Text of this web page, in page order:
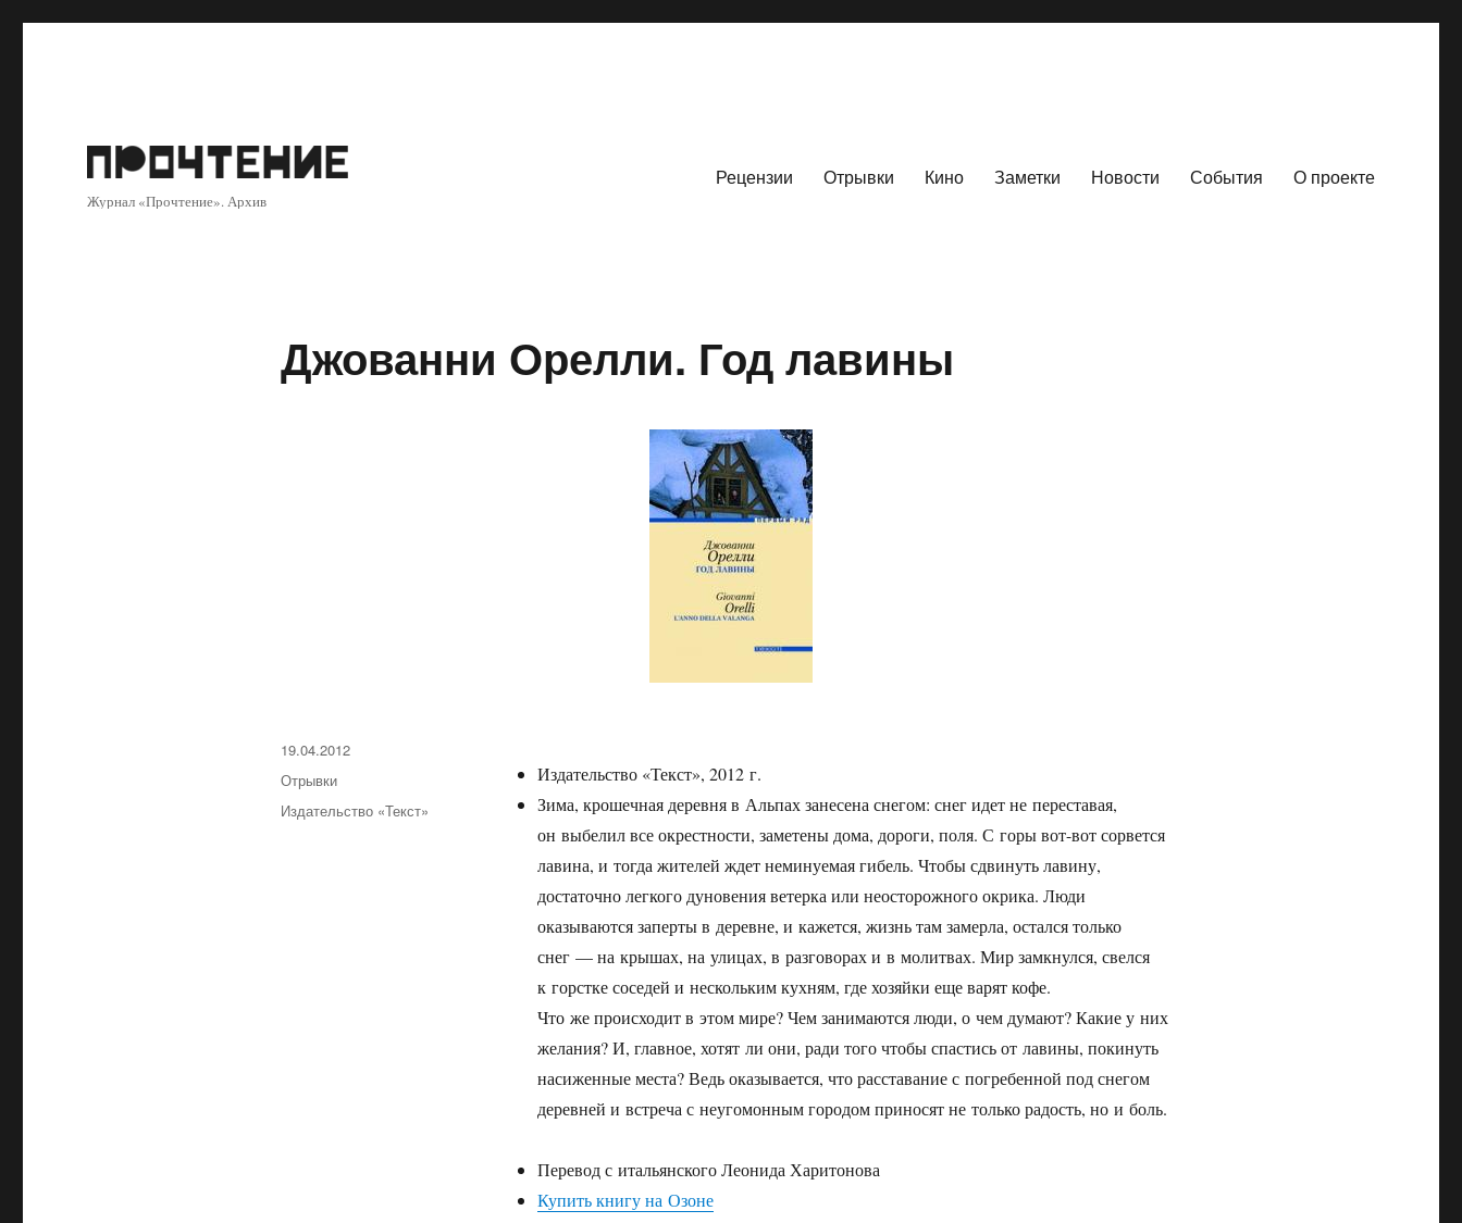
Журнал «Прочтение». Архив
Рецензии Отрывки Кино Заметки Новости События О проекте
Джованни Орелли. Год лавины
Издательство «Текст», 2012 г.
Зима, крошечная деревня в Альпах занесена снегом: снег идет не переставая,
он выбелил все окрестности, заметены дома, дороги, поля. С горы вот-вот сорвется
лавина, и тогда жителей ждет неминуемая гибель. Чтобы сдвинуть лавину,
достаточно легкого дуновения ветерка или неосторожного окрика. Люди
оказываются заперты в деревне, и кажется, жизнь там замерла, остался только
снег — на крышах, на улицах, в разговорах и в молитвах. Мир замкнулся, свелся
к горстке соседей и нескольким кухням, где хозяйки еще варят кофе.
Что же происходит в этом мире? Чем занимаются люди, о чем думают? Какие у них
желания? И, главное, хотят ли они, ради того чтобы спастись от лавины, покинуть
насиженные места? Ведь оказывается, что расставание с погребенной под снегом
деревней и встреча с неугомонным городом приносят не только радость, но и боль.
Перевод с итальянского Леонида Харитонова
Купить книгу на Озоне
Опубликовано
19.04.2012
Рубрики
Отрывки
Метки
Издательство «Текст»